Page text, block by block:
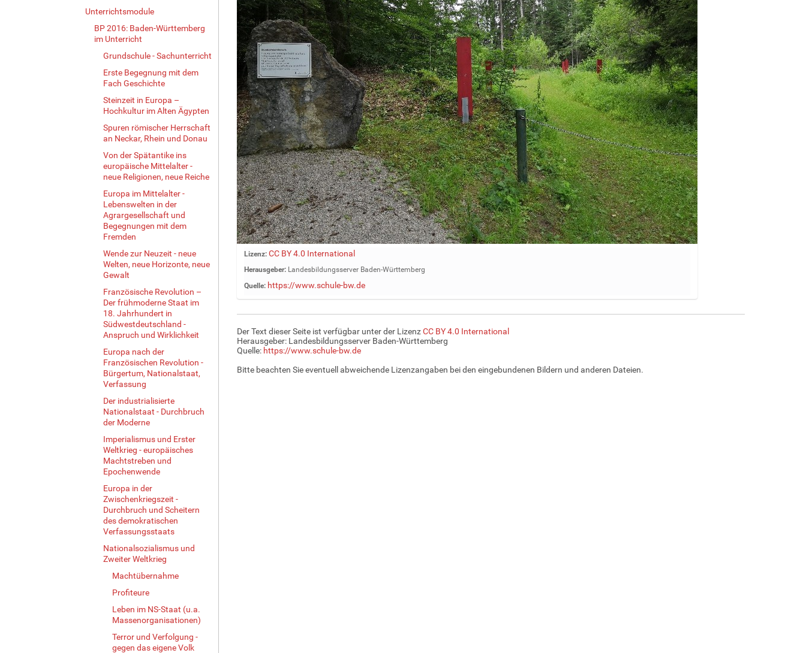
Unterrichtsmodule
BP 2016: Baden-Württemberg
im Unterricht
Grundschule - Sachunterricht
Erste Begegnung mit dem
Fach Geschichte
Steinzeit in Europa –
Hochkultur im Alten Ägypten
Spuren römischer Herrschaft
an Neckar, Rhein und Donau
Von der Spätantike ins
europäische Mittelalter -
neue Religionen, neue Reiche
Europa im Mittelalter -
Lebenswelten in der
Agrargesellschaft und
Begegnungen mit dem
Fremden
Wende zur Neuzeit - neue
Welten, neue Horizonte, neue
Gewalt
Französische Revolution –
Der frühmoderne Staat im
18. Jahrhundert in
Südwestdeutschland -
Anspruch und Wirklichkeit
Europa nach der
Französischen Revolution -
Bürgertum, Nationalstaat,
Verfassung
Der industrialisierte
Nationalstaat - Durchbruch
der Moderne
Imperialismus und Erster
Weltkrieg - europäisches
Machtstreben und
Epochenwende
Europa in der
Zwischenkriegszeit -
Durchbruch und Scheitern
des demokratischen
Verfassungsstaats
Nationalsozialismus und
Zweiter Weltkrieg
Machtübernahme
Profiteure
Leben im NS-Staat (u.a.
Massenorganisationen)
Terror und Verfolgung -
gegen das eigene Volk
Z
g
e
B
l
d
n
Lizenz: CC BY 4.0 International
Herausgeber:Landesbildungsserver Baden-Württemberg
Quelle: https://www.schule-bw.de
Der Text dieser Seite ist verfügbar unter der LizenzCC BY 4.0 International
Herausgeber: Landesbildungsserver Baden-Württemberg
Quelle: https://www.schule-bw.de
Bitte beachten Sie eventuell abweichende Lizenzangaben bei den eingebundenen Bildern und anderen Dateien.